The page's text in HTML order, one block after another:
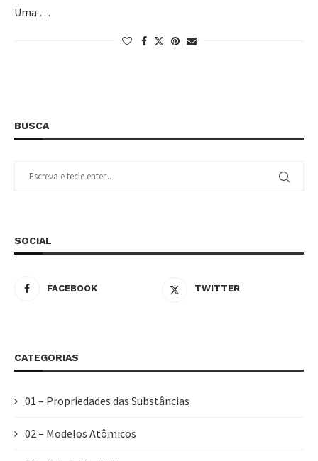
Uma …
BUSCA
SOCIAL
FACEBOOK TWITTER
CATEGORIAS
01 – Propriedades das Substâncias
02 – Modelos Atômicos